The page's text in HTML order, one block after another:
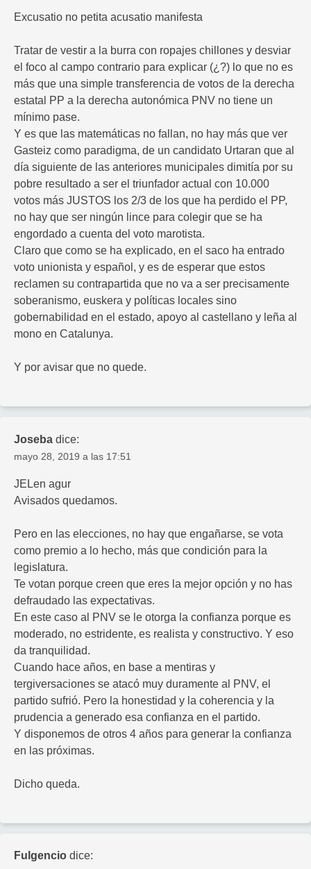
Excusatio no petita acusatio manifesta
Tratar de vestir a la burra con ropajes chillones y desviar
el foco al campo contrario para explicar (¿?) lo que no es
más que una simple transferencia de votos de la derecha
estatal PP a la derecha autonómica PNV no tiene un
mínimo pase.
Y es que las matemáticas no fallan, no hay más que ver
Gasteiz como paradigma, de un candidato Urtaran que al
día siguiente de las anteriores municipales dimitía por su
pobre resultado a ser el triunfador actual con 10.000
votos más JUSTOS los 2/3 de los que ha perdido el PP,
no hay que ser ningún lince para colegir que se ha
engordado a cuenta del voto marotista.
Claro que como se ha explicado, en el saco ha entrado
voto unionista y español, y es de esperar que estos
reclamen su contrapartida que no va a ser precisamente
soberanismo, euskera y políticas locales sino
gobernabilidad en el estado, apoyo al castellano y leña al
mono en Catalunya.
Y por avisar que no quede.
Joseba dice:
mayo 28, 2019 a las 17:51
JELen agur
Avisados quedamos.
Pero en las elecciones, no hay que engañarse, se vota
como premio a lo hecho, más que condición para la
legislatura.
Te votan porque creen que eres la mejor opción y no has
defraudado las expectativas.
En este caso al PNV se le otorga la confianza porque es
moderado, no estridente, es realista y constructivo. Y eso
da tranquilidad.
Cuando hace años, en base a mentiras y
tergiversaciones se atacó muy duramente al PNV, el
partido sufrió. Pero la honestidad y la coherencia y la
prudencia a generado esa confianza en el partido.
Y disponemos de otros 4 años para generar la confianza
en las próximas.
Dicho queda.
Fulgencio dice: